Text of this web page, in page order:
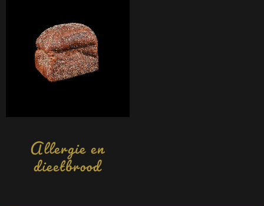
Allergie en
dieetbrood